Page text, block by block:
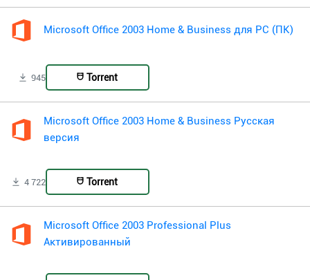
Microsoft Office 2003 Home & Business для PC (ПК)
945 Torrent
Microsoft Office 2003 Home & Business Русская
версия
4 722 Torrent
Microsoft Office 2003 Professional Plus
Активированный